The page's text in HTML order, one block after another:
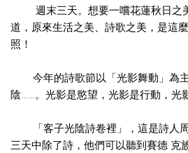
週末三天。想要一嚐花蓮秋日之美
道，原來生活之美、詩歌之美，是這
照！
今年的詩歌節以「光影舞動」為主
陰……。光影是慾望，光影是行動，光
「客子光陰詩卷裡」，這是詩人周
三天中除了詩，他們可以聽到賽德 克